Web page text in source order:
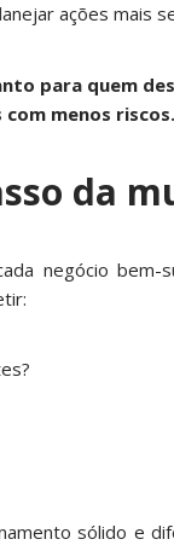
ações mais
para quem
menos riscos.
da
negócio bem-
sólido e